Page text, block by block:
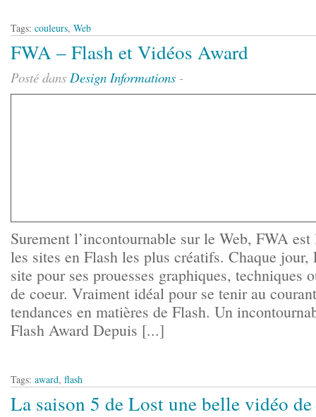
Tags: couleurs, Web
FWA – Flash et Vidéos Award
Posté dans Design Informations -
Surement l’incontournable sur le Web, FWA
les sites en Flash les plus créatifs. Chaque jour,
site pour ses prouesses graphiques, techniques
de coeur. Vraiment idéal pour se tenir au
tendances en matières de Flash. Un
Flash Award Depuis [...]
Tags: award, flash
La saison 5 de Lost une belle vidéo de